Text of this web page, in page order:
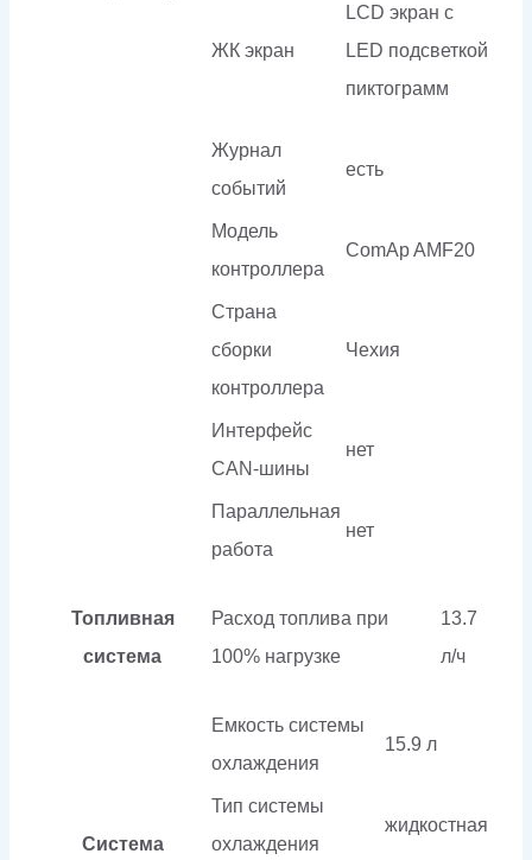
ЖК экран
LCD экран с
LED подсветкой
пиктограмм
Журнал
событий
есть
Модель
контроллера
ComAp AMF20
Страна
сборки
контроллера
Чехия
Интерфейс
CAN-шины
нет
Параллельная
работа
нет
Топливная
система
Расход топлива при
100% нагрузке
13.7
л/ч
Система
Емкость системы
охлаждения
15.9 л
Тип системы
охлаждения
жидкостная